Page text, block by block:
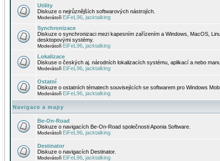
Utility
Diskuze o nejrůznějších softwarových nástrojích.
Moderátoři EiFeL96 jacktalking
Synchronizace
Diskuze o synchronizaci mezi kapesním zařízením a Windows, MacOS,
desktopovými systémy.
Moderátoři EiFeL96 jacktalking
Lokalizace
Diskuse o českých aj. národních lokalizacích systému, aplikací a nebo
Moderátoři EiFeL96 jacktalking
Ostatní
Diskuze o ostatních tématech souvisejících se softwarem pro Windows
Moderátoři EiFeL96 jacktalking
Navigace a mapy
Be-On-Road
Diskuze o navigacích Be-On-Road společnosti Aponia Software.
Moderátoři EiFeL96 jacktalking
Destinator
Diskuze o navigacích Destinator.
Moderátoři EiFeL96 jacktalking